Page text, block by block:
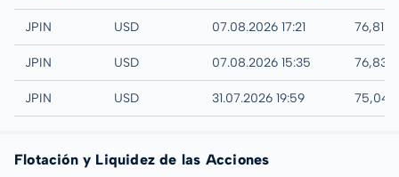
NYSE
JPIN USD 07.08.2026 17:21 76,81
IEX
JPIN USD 07.08.2026 15:35 76,83
AMEX
JPIN USD 31.07.2026 19:59 75,04
Flotación y Liquidez de las Acciones